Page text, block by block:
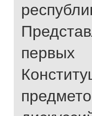
первых